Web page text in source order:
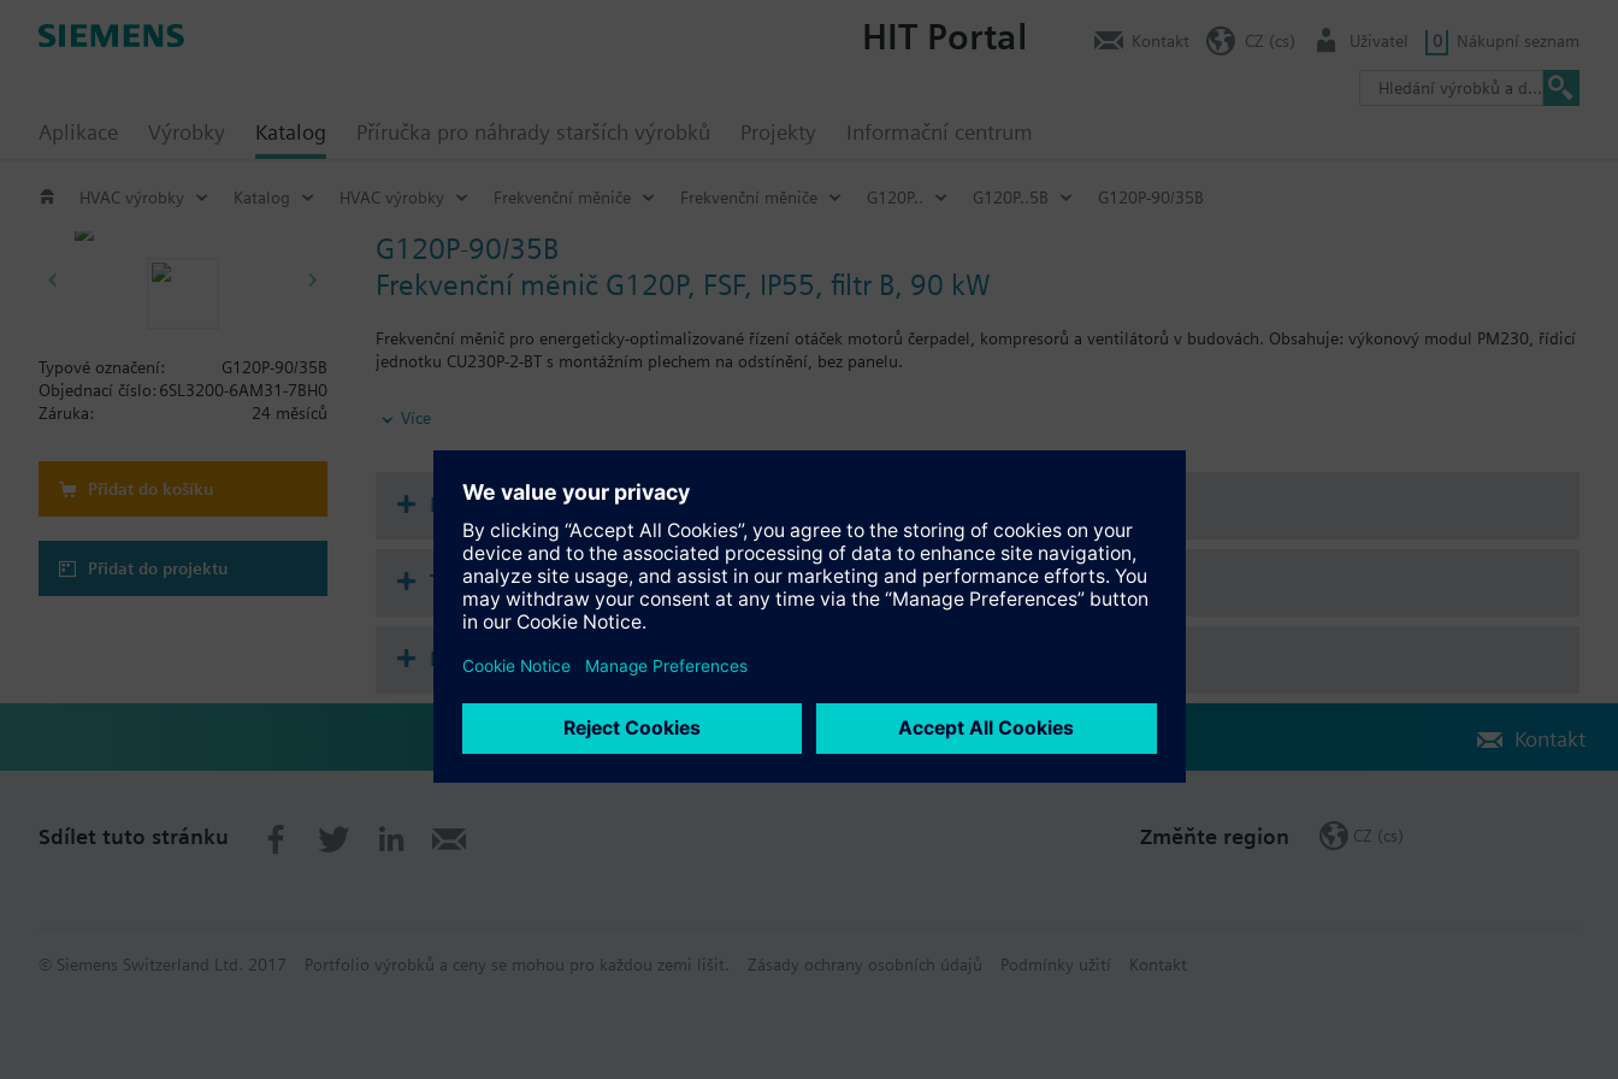
Aplikace Výrobky Katalog Příručka pro náhrady starších výrobků Projekty Informační centrum
HIT Portal Kontakt CZ (cs) Uživatel 0 Nákupní seznam
HVAC výrobky Katalog HVAC výrobky Frekvenční měniče Frekvenční měniče G120P.. G120P..5B G120P-90/35B
G120P-90/35B
Frekvenční měnič G120P, FSF, IP55, filtr B, 90 kW
Frekvenční měnič pro energeticky-optimalizované řízení otáček motorů čerpadel, kompresorů a ventilátorů v budovách. Obsahuje: výkonový modul PM230, řídicí
jednotku CU230P-2-BT s montážním plechem na odstínění, bez panelu.
Additional info
Při použití BOP-2 nebo záslepky se hloubka zvětší o 5 mm, s IOP o 15 mm.
Více
Typové označení:
G120P-90/35B
Objednací číslo: 6SL3200-6AM31-7BH0
Záruka:
24 měsíců
Přidat do košíku
Přidat do projektu
Dokumentace
Technické údaje
Kompatibilní moduly
Kontakt
Sdílet tuto stránku Změňte region CZ (cs)
© Siemens Switzerland Ltd. 2017 Portfolio výrobků a ceny se mohou pro každou zemi lišit. Zásady ochrany osobních údajů Podmínky užití Kontakt